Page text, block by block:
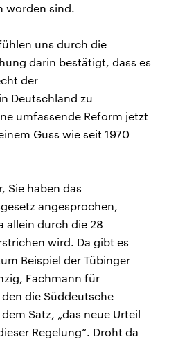
worden sind.
uns durch die
darin bestätigt, dass es
der
Deutschland zu
umfassende Reform jetzt
Guss wie seit 1970
Sie haben das
angesprochen,
allein durch die 28
wird. Da gibt es
Beispiel der Tübinger
Fachmann für
die Süddeutsche
Satz, „das neue Urteil
Regelung“. Droht da